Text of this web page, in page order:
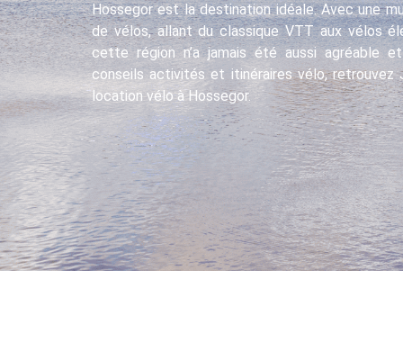
Hossegor est la destination idéale. Avec une
de vélos, allant du classique VTT aux vélos
cette région n’a jamais été aussi agréable
conseils activités et itinéraires vélo, retrouvez
location vélo à Hossegor.